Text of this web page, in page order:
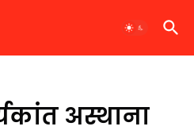
अस्थाना